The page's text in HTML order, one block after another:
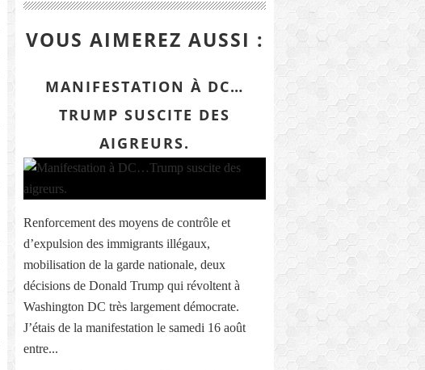
VOUS AIMEREZ AUSSI :
MANIFESTATION À DC…
TRUMP SUSCITE DES
AIGREURS.
Renforcement des moyens de contrôle et
d’expulsion des immigrants illégaux,
mobilisation de la garde nationale, deux
décisions de Donald Trump qui révoltent à
Washington DC très largement démocrate.
J’étais de la manifestation le samedi 16 août
entre...